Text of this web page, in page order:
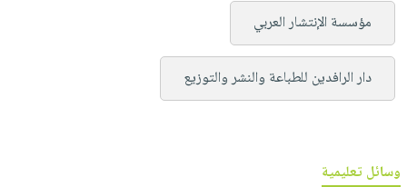
مؤسسة الإنتشار العربي
دار الرافدين للطباعة والنشر والتوزيع
وسائل تعليمية